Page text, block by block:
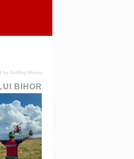
by Surfing Waves
BIHOR